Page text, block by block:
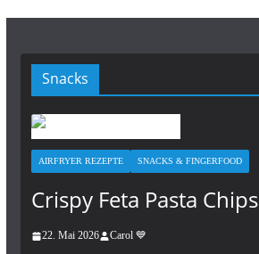
Snacks
AIRFRYER REZEPTE SNACKS & FINGERFOOD
Crispy Feta Pasta Chips
22. Mai 2026 Carol 💙